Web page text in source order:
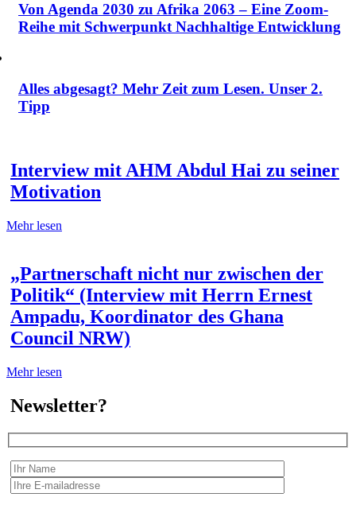
Von Agenda 2030 zu Afrika 2063 – Eine Zoom-
Reihe mit Schwerpunkt Nachhaltige Entwicklung
Alles abgesagt? Mehr Zeit zum Lesen. Unser 2.
Tipp
Interview mit AHM Abdul Hai zu seiner
Motivation
Mehr lesen
„Partnerschaft nicht nur zwischen der
Politik“ (Interview mit Herrn Ernest
Ampadu, Koordinator des Ghana
Council NRW)
Mehr lesen
Newsletter?